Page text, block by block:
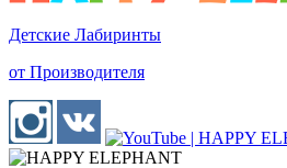
Детские Лабиринты
от Производителя